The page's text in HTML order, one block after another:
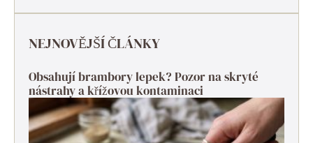
NEJNOVĚJŠÍ ČLÁNKY
Obsahují brambory lepek? Pozor na skryté
nástrahy a křížovou kontaminaci